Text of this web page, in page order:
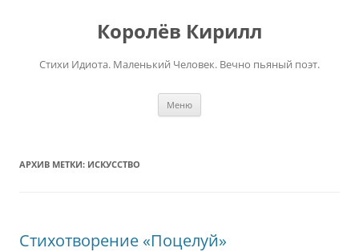
Королёв Кирилл
Стихи Идиота. Маленький Человек. Вечно пьяный поэт.
Меню
АРХИВ МЕТКИ: ИСКУССТВО
Стихотворение «Поцелуй»